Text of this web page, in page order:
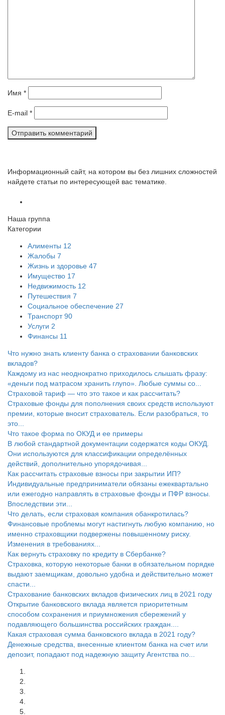
Имя *
E-mail *
Информационный сайт, на котором вы без лишних сложностей
найдете статьи по интересующей вас тематике.
Наша группа
Категории
Алименты 12
Жалобы 7
Жизнь и здоровье 47
Имущество 17
Недвижимость 12
Путешествия 7
Социальное обеспечение 27
Транспорт90
Услуги 2
Финансы 11
Что нужно знать клиенту банка о страховании банковских
вкладов?
Каждому из нас неоднократно приходилось слышать фразу:
«деньги под матрасом хранить глупо». Любые суммы со...
Страховой тариф — что это такое и как рассчитать?
Страховые фонды для пополнения своих средств используют
премии, которые вносит страхователь. Если разобраться, то
это...
Что такое форма по ОКУД и ее примеры
В любой стандартной документации содержатся коды ОКУД.
Они используются для классификации определённых
действий, дополнительно упорядочивая...
Как рассчитать страховые взносы при закрытии ИП?
Индивидуальные предприниматели обязаны ежеквартально
или ежегодно направлять в страховые фонды и ПФР взносы.
Впоследствии эти...
Что делать, если страховая компания обанкротилась?
Финансовые проблемы могут настигнуть любую компанию, но
именно страховщики подвержены повышенному риску.
Изменения в требованиях...
Как вернуть страховку по кредиту в Сбербанке?
Страховка, которую некоторые банки в обязательном порядке
выдают заемщикам, довольно удобна и действительно может
спасти...
Страхование банковских вкладов физических лиц в 2021 году
Открытие банковского вклада является приоритетным
способом сохранения и приумножения сбережений у
подавляющего большинства российских граждан....
Какая страховая сумма банковского вклада в 2021 году?
Денежные средства, внесенные клиентом банка на счет или
депозит, попадают под надежную защиту Агентства по...